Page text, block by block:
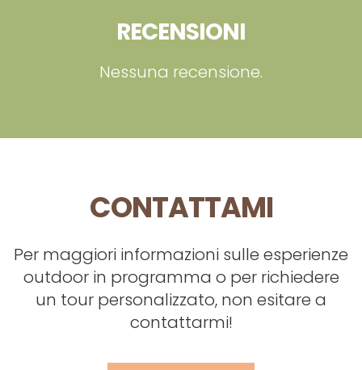
RECENSIONI
Nessuna recensione.
CONTATTAMI
Per maggiori informazioni sulle esperienze
outdoor in programma o per richiedere
un tour personalizzato, non esitare a
contattarmi!